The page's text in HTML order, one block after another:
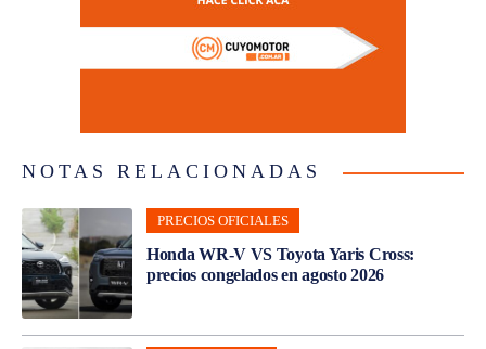
NOTAS RELACIONADAS
PRECIOS OFICIALES
Honda WR-V VS Toyota Yaris Cross:
precios congelados en agosto 2026